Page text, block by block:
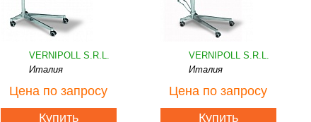
VERNIPOLL S.R.L.
Италия
Цена по запросу
Купить
VERNIPOLL S.R.L.
Италия
Цена по запросу
Купить